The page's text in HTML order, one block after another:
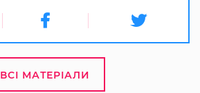
ВСІ МАТЕРІАЛИ